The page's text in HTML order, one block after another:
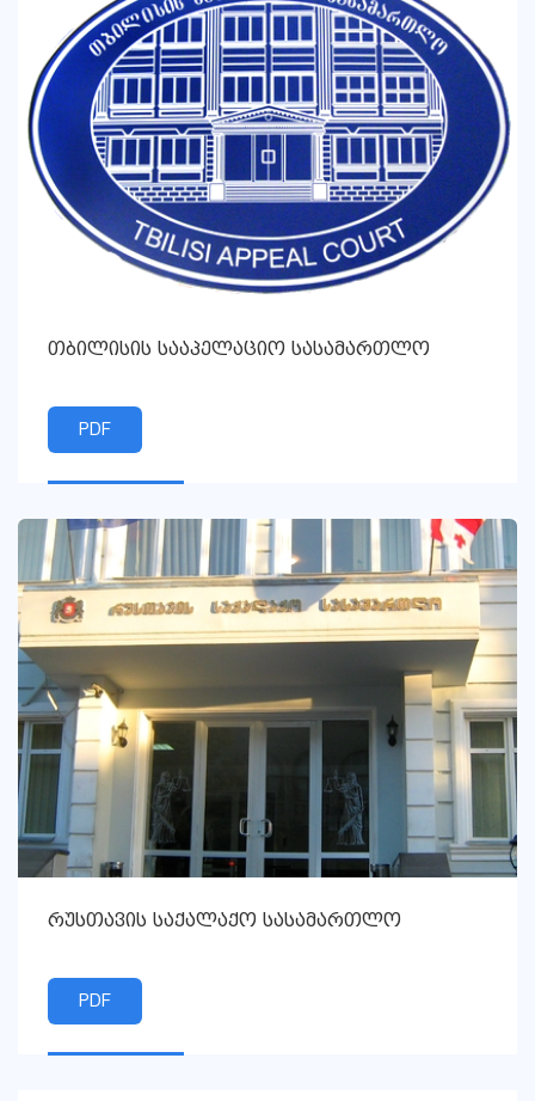
თბილისის სააპელაციო სასამართლო
PDF
რუსთავის საქალაქო სასამართლო
PDF